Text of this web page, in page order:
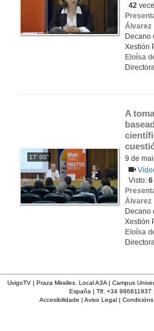
42
Álvarez
Decano
Xestión
Eloísa
17' 00''
A
9 de
Visto:6
Álvarez
Decano
Xestión
Eloísa
UvigoTV | Praza Miralles. Local A3A | Campus
España | Tlf: +34 986811937 |
Accesibilidade | Aviso Legal|